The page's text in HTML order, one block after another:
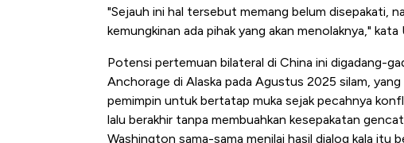
"Sejauh ini hal tersebut memang belum disepakati,
kemungkinan ada pihak yang akan menolaknya," kata
Potensi pertemuan bilateral di China ini digadang-
Anchorage di Alaska pada Agustus 2025 silam,
pemimpin untuk bertatap muka sejak pecahnya
lalu berakhir tanpa membuahkan kesepakatan
Washington sama-sama menilai hasil dialog kala itu